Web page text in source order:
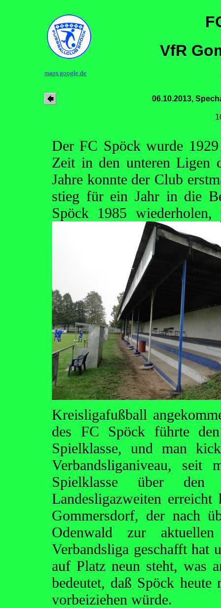
VfR
maps.google.de
06.10.2013,
Der FC Spöck wurde
Zeit in den unteren Ligen
Jahre konnte der Club
stieg für ein Jahr in die
Spöck 1985
Kreisligafußball
des FC Spöck führte
Spielklasse, und man
Verbandsliganiveau,
Spielklasse über
Landesligazweiten
Gommersdorf, der nach
Odenwald zur
Verbandsliga geschafft hat
auf Platz neun steht, was
bedeutet, daß Spöck
vorbeiziehen würde.